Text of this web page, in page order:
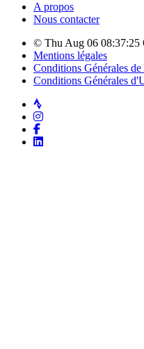
A propos
Nous contacter
© Thu Aug 06 08:37:25
Mentions légales
Conditions Générales de
Conditions Générales
Strava
Instagram
Facebook
LinkedIn